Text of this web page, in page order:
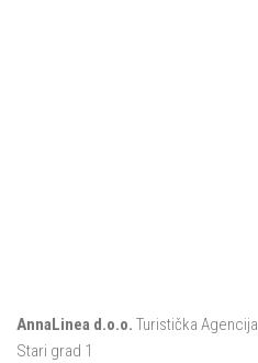
AnnaLinea d.o.o. Turistička Agencija
Stari grad 1